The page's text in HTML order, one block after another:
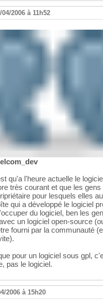
04/2006 à 11h52
qu'a l'heure actuelle le
très courant et que les
pour lesquels elles
qui a développé le logiciel
du logiciel, ben les
un logiciel open-source
fourni par la communauté
pour un logiciel sous gpl,
pas le logiciel.
2006 à 15h20